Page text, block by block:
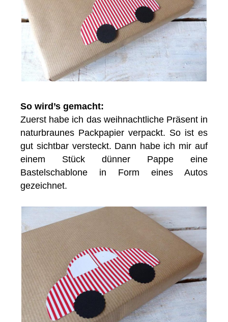
So wird’s gemacht:
Zuerst habe ich das weihnachtliche Präsent in
naturbraunes Packpapier verpackt. So ist es
gut sichtbar versteckt. Dann habe ich mir auf
einem Stück dünner Pappe eine
Bastelschablone in Form eines Autos
gezeichnet.